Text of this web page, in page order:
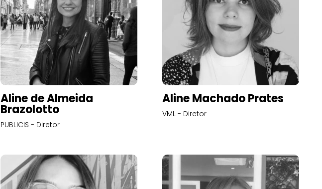
Aline de Almeida
Brazolotto
PUBLICIS - Diretor
Aline Machado Prates
VML - Diretor